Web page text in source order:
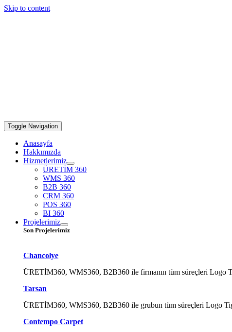
Skip to content
Toggle Navigation
Anasayfa
Hakkımızda
Hizmetlerimiz
ÜRETİM 360
WMS 360
B2B 360
CRM 360
POS 360
BI 360
Projelerimiz
Son Projelerimiz
Chancolye
ÜRETİM360, WMS360, B2B360 ile firmanın tüm süreçleri Logo
Tarsan
ÜRETİM360, WMS360, B2B360 ile grubun tüm süreçleri Logo
Contempo Carpet